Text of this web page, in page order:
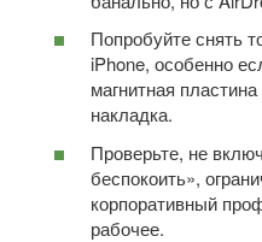
Попробуйте снять
iPhone, особенно
магнитная
накладка.
Проверьте, не
беспокоить»,
корпоративный
рабочее.